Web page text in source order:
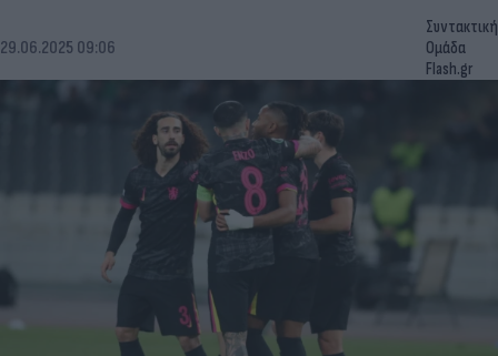
29.06.2025 09:06
Συντακτική
Ομάδα
Flash.gr